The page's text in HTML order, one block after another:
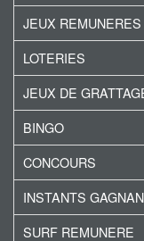
JEUX REMUNERES
LOTERIES
JEUX DE
BINGO
CONCOURS
INSTANTS
SURF REMUNERE